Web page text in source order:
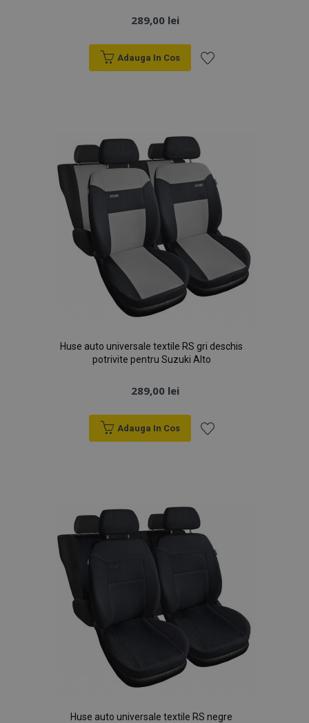
289,00 lei
Adauga In Cos
Dorințe
Huse auto universale textile RS gri deschis
potrivite pentru Suzuki Alto
289,00 lei
Adauga In Cos
Dorințe
Huse auto universale textile RS negre